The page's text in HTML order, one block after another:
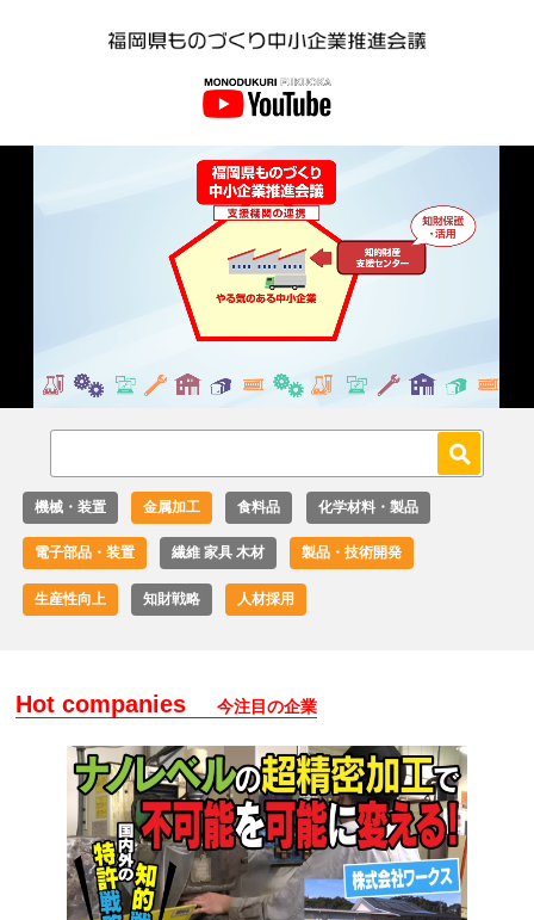
Unmute Loaded:
機械・装置 金属加工 食料品 化学材料・製品
電子部品・装置 繊維 家具 木材 製品・技術開発
生産性向上 知財戦略 人材採用
Hot companies 今注目の企業